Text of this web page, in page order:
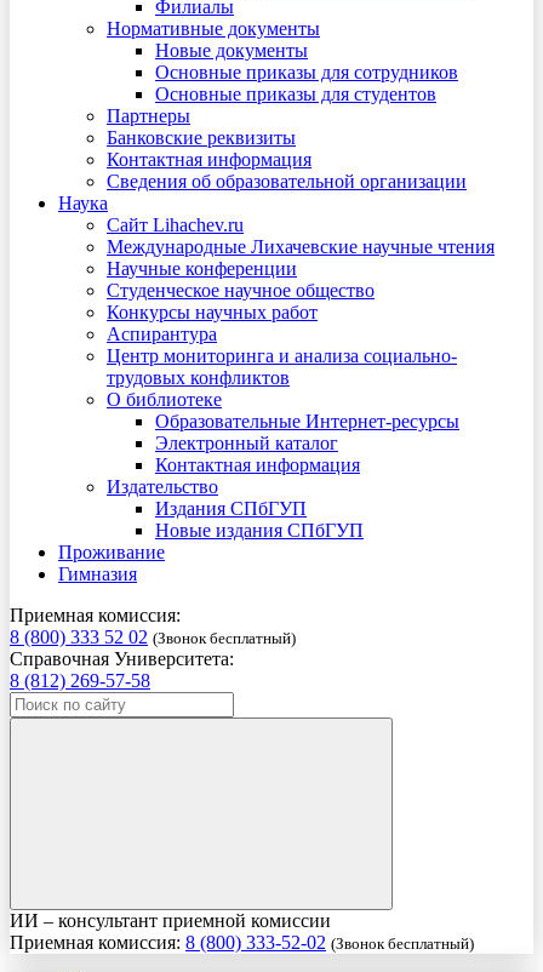
Филиалы
Нормативные документы
Новые документы
Основные приказы для сотрудников
Основные приказы для студентов
Партнеры
Банковские реквизиты
Контактная информация
Сведения об образовательной организации
Наука
Сайт Lihachev.ru
Международные Лихачевские научные чтения
Научные конференции
Студенческое научное общество
Конкурсы научных работ
Аспирантура
Центр мониторинга и анализа социально-
трудовых конфликтов
О библиотеке
Образовательные Интернет-ресурсы
Электронный каталог
Контактная информация
Издательство
Издания СПбГУП
Новые издания СПбГУП
Проживание
Гимназия
Приемная комиссия:
8 (800) 333 52 02 (Звонок бесплатный)
Справочная Университета:
8 (812) 269-57-58
ИИ – консультант приемной комиссии
Приемная комиссия: 8 (800) 333-52-02 (Звонок бесплатный)